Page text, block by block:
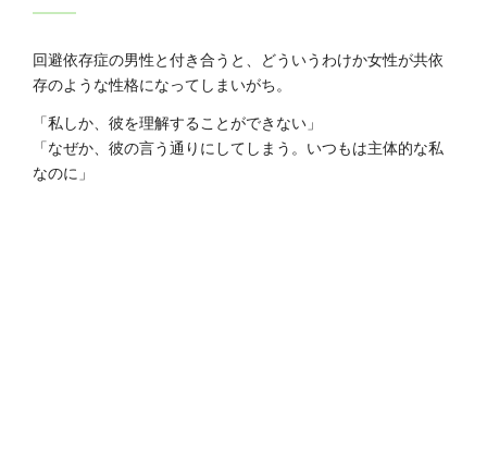
回避依存症の男性と付き合うと、どういうわけか女性が共依
存のような性格になってしまいがち。
「私しか、彼を理解することができない」
「なぜか、彼の言う通りにしてしまう。いつもは主体的な私
なのに」